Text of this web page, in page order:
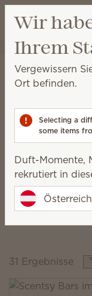
Duft-
Das
frisches Dekor
Hüttenzauber
Das
Monatsspecial
für August
31 Ergebnisse
Wir
Ihrem
Vergewissern
Ort befinden.
Selecting a
some items
Duft-Momente,
rekrutiert in
Österreich